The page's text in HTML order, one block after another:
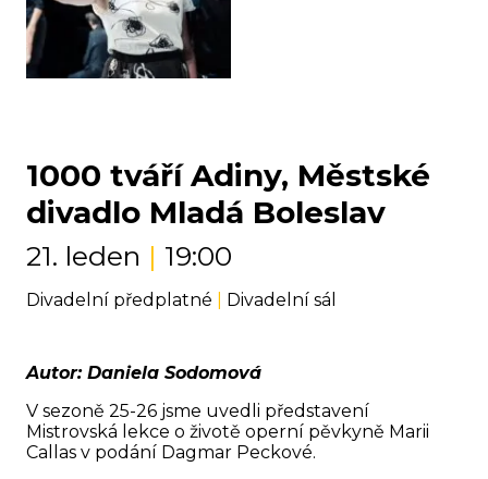
1000 tváří Adiny, Městské
divadlo Mladá Boleslav
21. leden | 19:00
Divadelní předplatné Divadelní sál
Autor: Daniela Sodomová
V sezoně 25-26 jsme uvedli představení
Mistrovská lekce o životě operní pěvkyně Marii
Callas v podání Dagmar Peckové.